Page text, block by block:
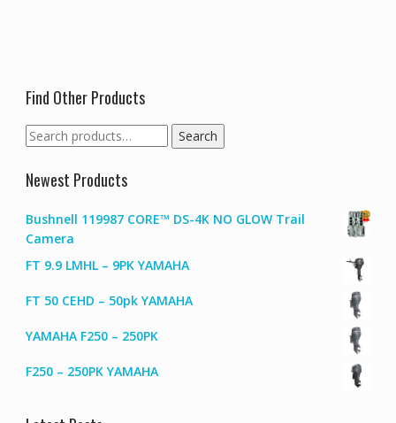
Find Other Products
Search
for:
Search
Newest Products
Bushnell 119987 CORE™ DS-4K NO GLOW Trail
Camera
FT 9.9 LMHL – 9PK YAMAHA
FT 50 CEHD – 50pk YAMAHA
YAMAHA F250 – 250PK
F250 – 250PK YAMAHA